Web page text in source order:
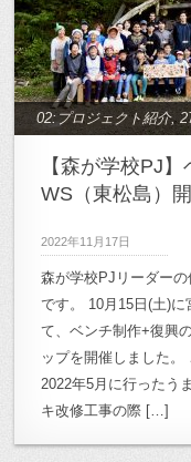
02:プロジェクト紹介,
【森が学校PJ
WS（東松島）
2022年11月17日
森が学校PJリーダー
です。 10月15日(土)に
て、ベンチ制作+復興
ップを開催しました。
2022年5月に行ったう
キ改修工事の際 […]